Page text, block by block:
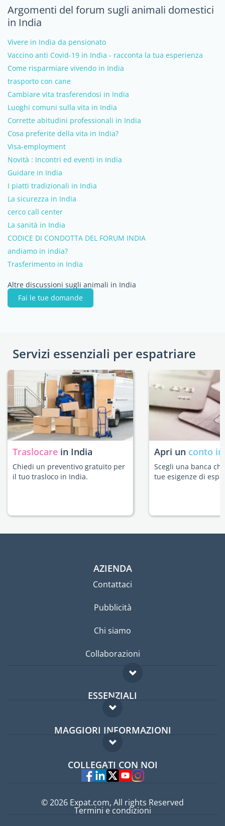
Argomenti del forum sugli animali domestici
in India
Vivere in India da pensionato
Vaccino anti Covid-19 in India - racconta la tua esperienza
Come risparmiare vivendo in India
trasporto con cane
Cambiare vita trasferendosi in India
Luoghi comuni sulla vita in India
Corrette abitudini professionali in India
Cosa preferite della vita in India?
Visa-employment
Novità : Incontri ed eventi in India
Guidare in India
I piatti tradizionali in India
La sicurezza in India
cerco call center
La sanità in India
CODICE DI CONDOTTA DEL FORUM INDIA
andiamo in india?
Trasferimento in India
Altre discussioni sugli animali in India
Fai le tue domande
Servizi essenziali per espatriare
Traslocare in India
Chiedi un preventivo gratuito per
il tuo trasloco in India.
Apri un conto
Scegli una banca
tue esigenze di
AZIENDA
Contattaci
Pubblicità
Chi siamo
Collaborazioni
ESSENZIALI
Forum per expat
Guida per expat
MAGGIORI INFORMAZIONI
Domande frequenti
Esperti
COLLEGATI CON NOI
© 2026 Expat.com, All rights Reserved
Termini e condizioni